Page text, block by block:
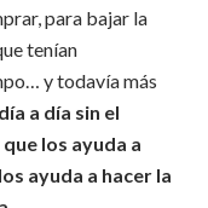
para bajar la
tenían
y todavía más
a día sin el
los ayuda a
ayuda a hacer la